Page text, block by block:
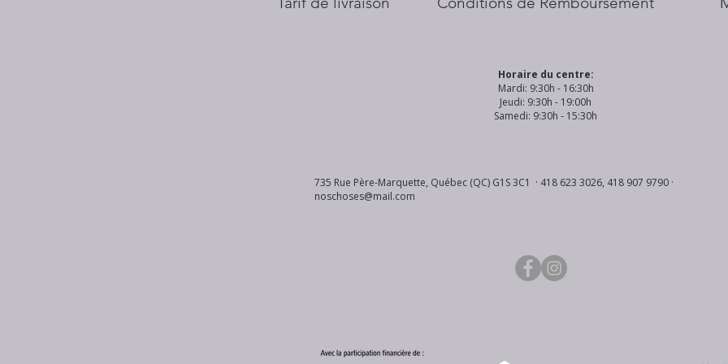
Horaire du centre:
Mardi: 9:30h - 16:30h
Jeudi: 9:30h - 19:00h
Samedi: 9:30h - 15:30h
735 Rue Père-Marquette, Québec (QC) G1S 3C1 · 418 623 3026, 418 907 9790 ·
noschoses@mail.com